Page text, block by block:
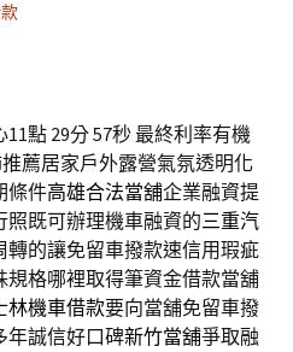
點 29分 57秒 最終利率有機
推薦居家戶外露營氣氛透明化
條件高雄合法當舖企業融資提
既可辦理機車融資的三重汽
轉的讓免留車撥款速信用瑕疵
規格哪裡取得筆資金借款當舖
林機車借款要向當舖免留車撥
年誠信好口碑新竹當舖爭取融